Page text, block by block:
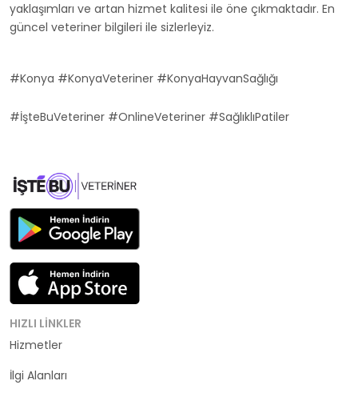
yaklaşımları ve artan hizmet kalitesi ile öne çıkmaktadır. En
güncel veteriner bilgileri ile sizlerleyiz.
#Konya #KonyaVeteriner #KonyaHayvanSağlığı
#İşteBuVeteriner #OnlineVeteriner #SağlıklıPatiler
HIZLI LINKLER
Hizmetler
İlgi Alanları